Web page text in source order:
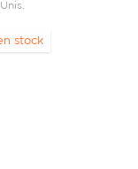
stock